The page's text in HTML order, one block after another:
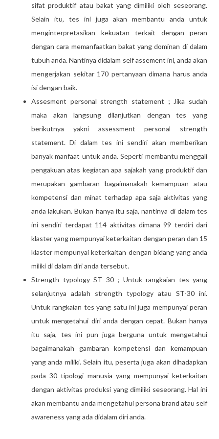
sifat produktif atau bakat yang dimiliki oleh seseorang.
Selain itu, tes ini juga akan membantu anda untuk
menginterpretasikan kekuatan terkait dengan peran
dengan cara memanfaatkan bakat yang dominan di dalam
tubuh anda. Nantinya didalam self assement ini, anda akan
mengerjakan sekitar 170 pertanyaan dimana harus anda
isi dengan baik.
Assesment personal strength statement ; Jika sudah
maka akan langsung dilanjutkan dengan tes yang
berikutnya yakni assessment personal strength
statement. Di dalam tes ini sendiri akan memberikan
banyak manfaat untuk anda. Seperti membantu menggali
pengakuan atas kegiatan apa sajakah yang produktif dan
merupakan gambaran bagaimanakah kemampuan atau
kompetensi dan minat terhadap apa saja aktivitas yang
anda lakukan. Bukan hanya itu saja, nantinya di dalam tes
ini sendiri terdapat 114 aktivitas dimana 99 terdiri dari
klaster yang mempunyai keterkaitan dengan peran dan 15
klaster mempunyai keterkaitan dengan bidang yang anda
miliki di dalam diri anda tersebut.
Strength typology ST 30 ; Untuk rangkaian tes yang
selanjutnya adalah strength typology atau ST-30 ini.
Untuk rangkaian tes yang satu ini juga mempunyai peran
untuk mengetahui diri anda dengan cepat. Bukan hanya
itu saja, tes ini pun juga berguna untuk mengetahui
bagaimanakah gambaran kompetensi dan kemampuan
yang anda miliki. Selain itu, peserta juga akan dihadapkan
pada 30 tipologi manusia yang mempunyai keterkaitan
dengan aktivitas produksi yang dimiliki seseorang. Hal ini
akan membantu anda mengetahui persona brand atau self
awareness yang ada didalam diri anda.